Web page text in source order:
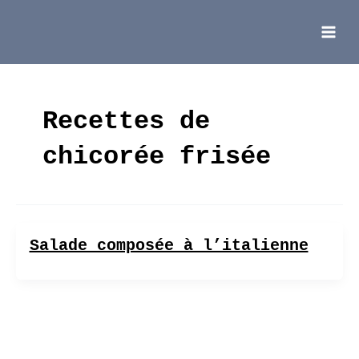
Main
Menu
Recettes de
chicorée frisée
Salade composée à l’italienne